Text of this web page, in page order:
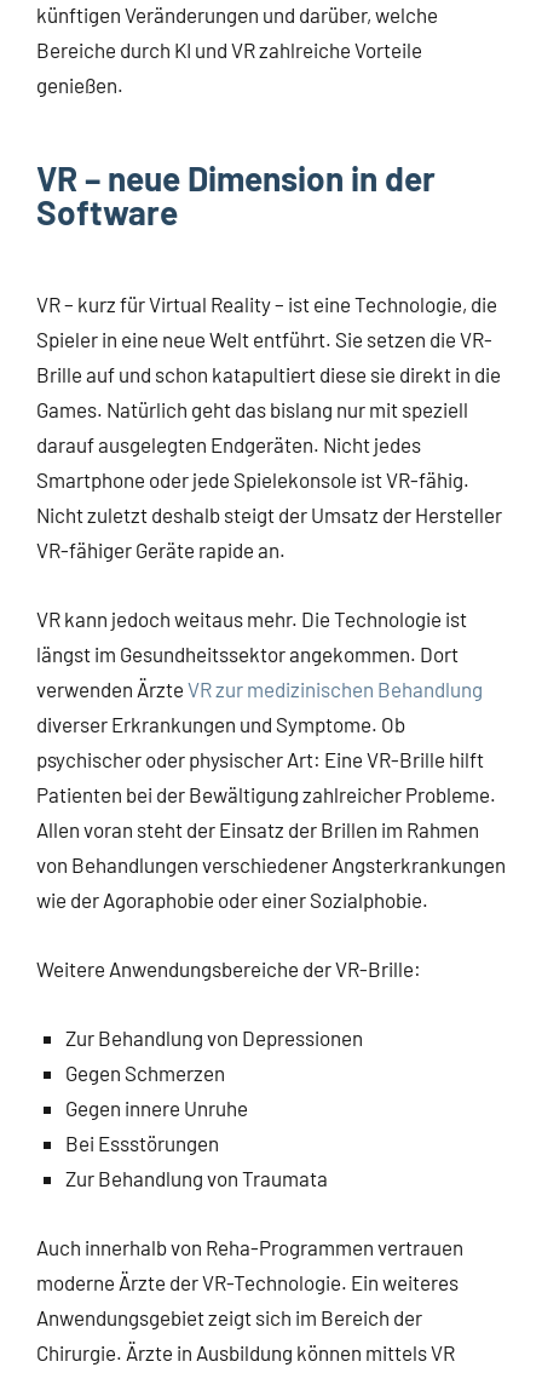
künftigen Veränderungen und darüber, welche
Bereiche durch KI und VR zahlreiche Vorteile
genießen.
VR – neue Dimension in der
Software
VR – kurz für Virtual Reality – ist eine Technologie, die
Spieler in eine neue Welt entführt. Sie setzen die VR-
Brille auf und schon katapultiert diese sie direkt in die
Games. Natürlich geht das bislang nur mit speziell
darauf ausgelegten Endgeräten. Nicht jedes
Smartphone oder jede Spielekonsole ist VR-fähig.
Nicht zuletzt deshalb steigt der Umsatz der Hersteller
VR-fähiger Geräte rapide an.
VR kann jedoch weitaus mehr. Die Technologie ist
längst im Gesundheitssektor angekommen. Dort
verwenden Ärzte VR zur medizinischen Behandlung
diverser Erkrankungen und Symptome. Ob
psychischer oder physischer Art: Eine VR-Brille hilft
Patienten bei der Bewältigung zahlreicher Probleme.
Allen voran steht der Einsatz der Brillen im Rahmen
von Behandlungen verschiedener Angsterkrankungen
wie der Agoraphobie oder einer Sozialphobie.
Weitere Anwendungsbereiche der VR-Brille:
Zur Behandlung von Depressionen
Gegen Schmerzen
Gegen innere Unruhe
Bei Essstörungen
Zur Behandlung von Traumata
Auch innerhalb von Reha-Programmen vertrauen
moderne Ärzte der VR-Technologie. Ein weiteres
Anwendungsgebiet zeigt sich im Bereich der
Chirurgie. Ärzte in Ausbildung können mittels VR